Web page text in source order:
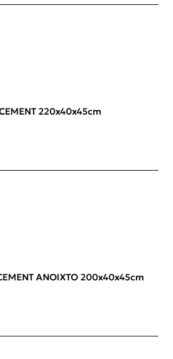
σας μεπαγκάκια
220x40x45cm
ΑΝΟΙΧΤΟ 200x40x45cm